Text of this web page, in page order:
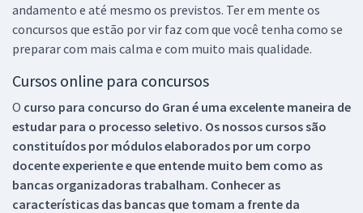
andamento e até mesmo os previstos. Ter em mente os
concursos que estão por vir faz com que você tenha como se
preparar com mais calma e com muito mais qualidade.
Cursos online para concursos
O curso para concurso do Gran é uma excelente maneira de
estudar para o processo seletivo. Os nossos cursos são
constituídos por módulos elaborados por um corpo
docente experiente e que entende muito bem como as
bancas organizadoras trabalham. Conhecer as
características das bancas que tomam a frente da